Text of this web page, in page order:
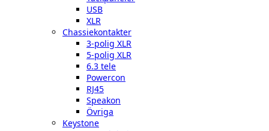
USB
XLR
Chassiekontakter
3-polig XLR
5-polig XLR
6.3 tele
Powercon
RJ45
Speakon
Övriga
Keystone